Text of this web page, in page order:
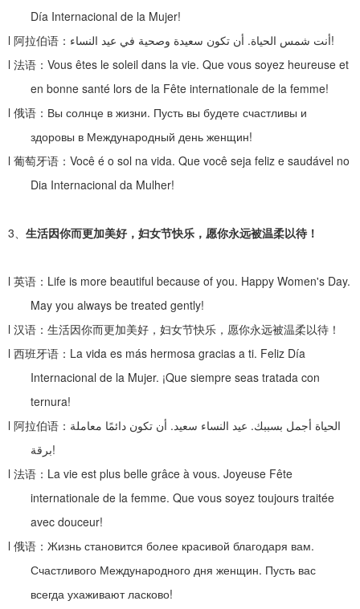
Día Internacional de la Mujer!
l 阿拉伯语： أنت شمس الحياة. أن تكون سعيدة وصحية في عيد النساء
!
l 法语： Vous êtes le soleil dans la vie. Que vous soyez heureuse et
en bonne santé lors de la Fête internationale de la femme!
l 俄语： Вы солнце в жизни. Пусть вы будете счастливы и
здоровы в Международный день женщин!
l 葡萄牙语： Você é o sol na vida. Que você seja feliz e saudável no
Dia Internacional da Mulher!
3、 生活因你而更加美好，妇女节快乐，愿你永远被温柔以待！
l 英语： Life is more beautiful because of you. Happy Women's Day.
May you always be treated gently!
l 汉语：生活因你而更加美好，妇女节快乐，愿你永远被温柔以待！
l 西班牙语： La vida es más hermosa gracias a ti. Feliz Día
Internacional de la Mujer. ¡Que siempre seas tratada con
ternura!
l 阿拉伯语： الحياة أجمل بسببك. عيد النساء سعيد. أن تكون دائمًا معاملة
برقة!
l 法语： La vie est plus belle grâce à vous. Joyeuse Fête
internationale de la femme. Que vous soyez toujours traitée
avec douceur!
l 俄语： Жизнь становится более красивой благодаря вам.
Счастливого Международного дня женщин. Пусть вас
всегда ухаживают ласково!